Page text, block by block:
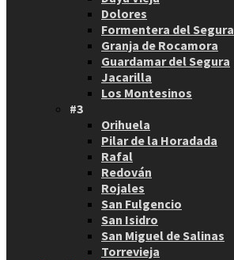
Dolores
Formentera del Segura
Granja de Rocamora
Guardamar del Segura
Jacarilla
Los Montesinos
#3
Orihuela
Pilar de la Horadada
Rafal
Redován
Rojales
San Fulgencio
San Isidro
San Miguel de Salinas
Torrevieja